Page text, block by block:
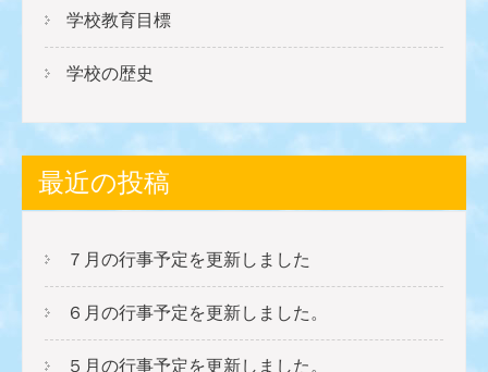
学校教育目標
学校の歴史
最近の投稿
７月の行事予定を更新しました
６月の行事予定を更新しました。
５月の行事予定を更新しました。